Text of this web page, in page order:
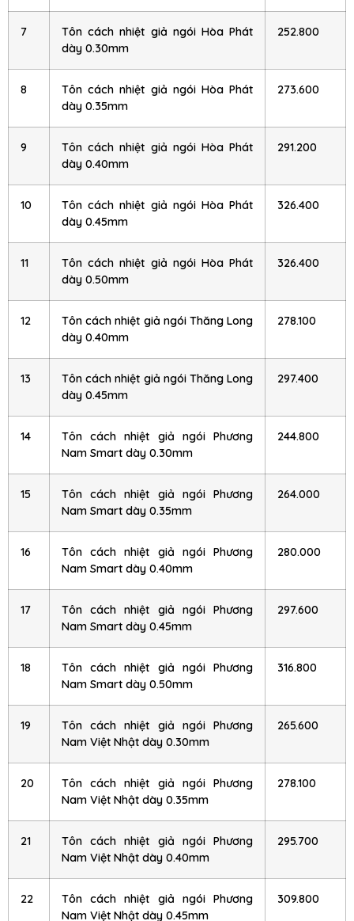
7
Tôn cách nhiệt giả ngói Hòa Phát
dày 0.30mm
252.800
8
Tôn cách nhiệt giả ngói Hòa Phát
dày 0.35mm
273.600
9
Tôn cách nhiệt giả ngói Hòa Phát
dày 0.40mm
291.200
10
Tôn cách nhiệt giả ngói Hòa Phát
dày 0.45mm
326.400
11
Tôn cách nhiệt giả ngói Hòa Phát
dày 0.50mm
326.400
12
Tôn cách nhiệt giả ngói Thăng Long
dày 0.40mm
278.100
13
Tôn cách nhiệt giả ngói Thăng Long
dày 0.45mm
297.400
14
Tôn cách nhiệt giả ngói Phương
Nam Smart dày 0.30mm
244.800
15
Tôn cách nhiệt giả ngói Phương
Nam Smart dày 0.35mm
264.000
16
Tôn cách nhiệt giả ngói Phương
Nam Smart dày 0.40mm
280.000
17
Tôn cách nhiệt giả ngói Phương
Nam Smart dày 0.45mm
297.600
18
Tôn cách nhiệt giả ngói Phương
Nam Smart dày 0.50mm
316.800
19
Tôn cách nhiệt giả ngói Phương
Nam Việt Nhật dày 0.30mm
265.600
20
Tôn cách nhiệt giả ngói Phương
Nam Việt Nhật dày 0.35mm
278.100
21
Tôn cách nhiệt giả ngói Phương
Nam Việt Nhật dày 0.40mm
295.700
22
Tôn cách nhiệt giả ngói Phương
Nam Việt Nhật dày 0.45mm
309.800